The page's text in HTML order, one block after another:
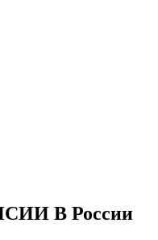
В России